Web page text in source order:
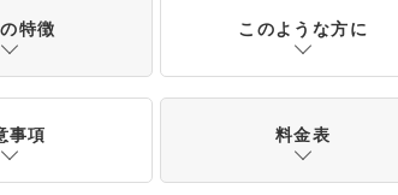
特徴 このような方に
事項 料金表